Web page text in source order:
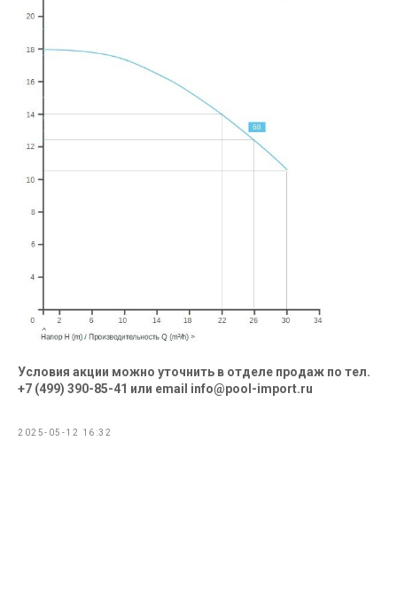
Условия акции можно уточнить в отделе продаж по тел.
+7 (499) 390-85-41 или email info@pool-import.ru
2025-05-12 16:32